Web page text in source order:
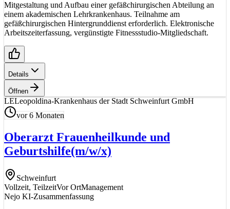
Mitgestaltung und Aufbau einer gefäßchirurgischen Abteilung an
einem akademischen Lehrkrankenhaus. Teilnahme am
gefäßchirurgischen Hintergrunddienst erforderlich. Elektronische
Arbeitszeiterfassung, vergünstigte Fitnessstudio-Mitgliedschaft.
Details
Öffnen
LELeopoldina-Krankenhaus der Stadt Schweinfurt GmbH
vor 6 Monaten
Oberarzt Frauenheilkunde und
Geburtshilfe(m/w/x)
Schweinfurt
Vollzeit, TeilzeitVor OrtManagement
Nejo KI-Zusammenfassung